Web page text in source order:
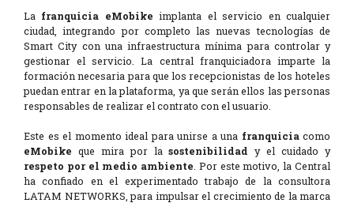
La franquicia eMobike implanta el servicio en cualquier
ciudad, integrando por completo las nuevas tecnologías de
Smart City con una infraestructura mínima para controlar y
gestionar el servicio. La central franquiciadora imparte la
formación necesaria para que los recepcionistas de los hoteles
puedan entrar en la plataforma, ya que serán ellos las personas
responsables de realizar el contrato con el usuario.
Este es el momento ideal para unirse a una franquiciacomo
eMobike que mira por lasostenibilidad y el cuidado y
respeto por el medio ambiente . Por este motivo, la Central
ha confiado en el experimentado trabajo de la consultora
LATAM NETWORKS, para impulsar el crecimiento de la marca